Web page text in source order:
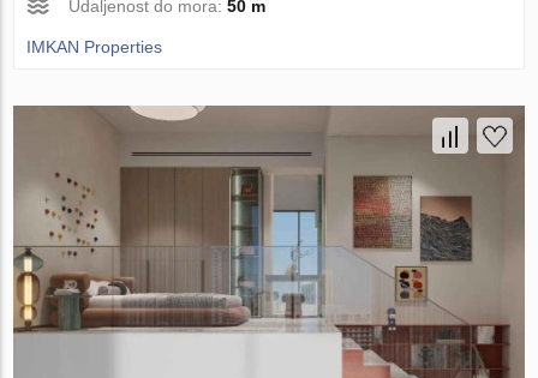
Udaljenost do mora:50 m
IMKAN Properties